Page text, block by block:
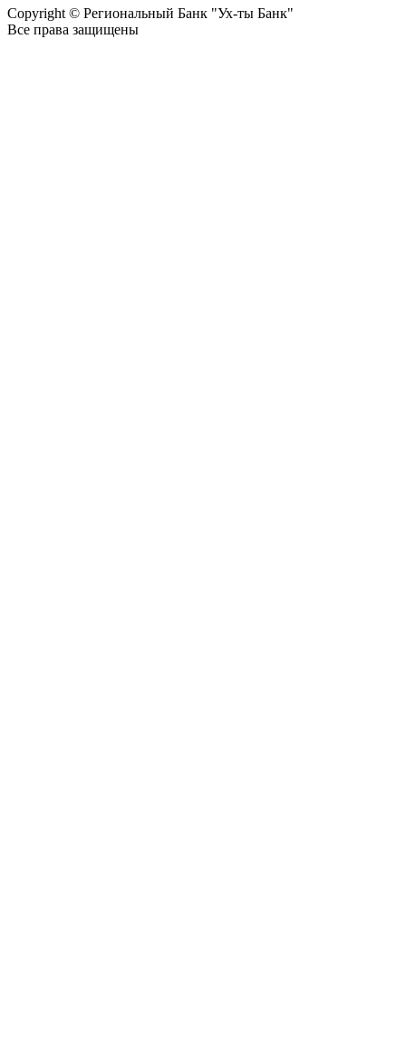
Copyright © Региональный Банк "Ух-ты Банк"
Все права защищены